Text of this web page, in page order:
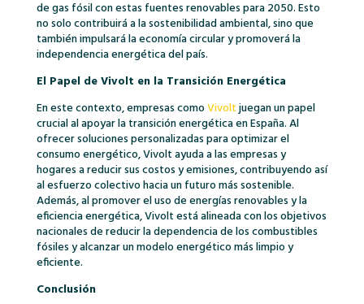
de gas fósil con estas fuentes renovables para 2050. Esto
no solo contribuirá a la sostenibilidad ambiental, sino que
también impulsará la economía circular y promoverá la
independencia energética del país.
El Papel de Vivolt en la Transición Energética
En este contexto, empresas comoVivoltjuegan un papel
crucial al apoyar la transición energética en España. Al
ofrecer soluciones personalizadas para optimizar el
consumo energético, Vivolt ayuda a las empresas y
hogares a reducir sus costos y emisiones, contribuyendo así
al esfuerzo colectivo hacia un futuro más sostenible.
Además, al promover el uso de energías renovables y la
eficiencia energética, Vivolt está alineada con los objetivos
nacionales de reducir la dependencia de los combustibles
fósiles y alcanzar un modelo energético más limpio y
eficiente.
Conclusión